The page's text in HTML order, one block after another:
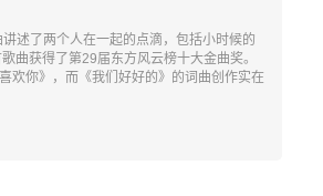
述了两个人在一起的点滴，包括小时候的
曲获得了第29届东方风云榜十大金曲奖。
欢你》，而《我们好好的》的词曲创作实在